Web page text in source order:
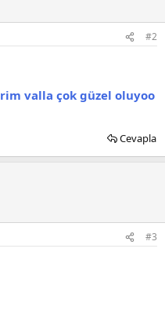
#2
valla çok güzel oluyoo
Cevapla
#3